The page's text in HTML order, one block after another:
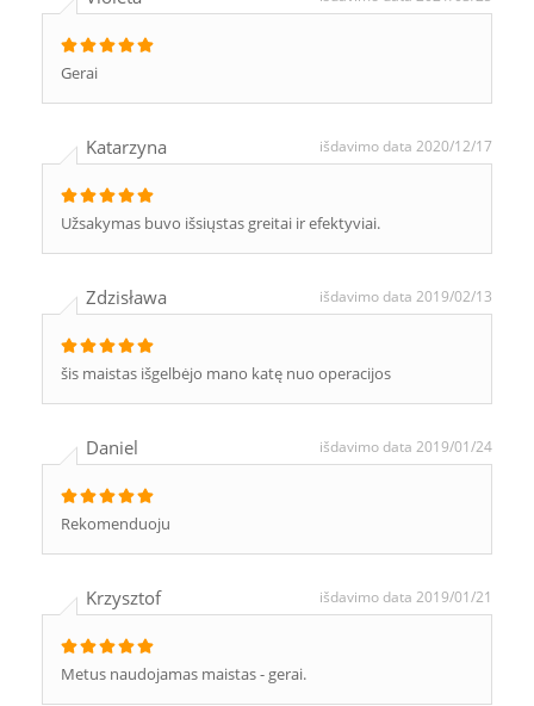
Gerai
Katarzyna išdavimo data 2020/12/17
Užsakymas buvo išsiųstas greitai ir efektyviai.
Zdzisława išdavimo data 2019/02/13
šis maistas išgelbėjo mano katę nuo operacijos
Daniel išdavimo data 2019/01/24
Rekomenduoju
Krzysztof išdavimo data 2019/01/21
Metus naudojamas maistas - gerai.